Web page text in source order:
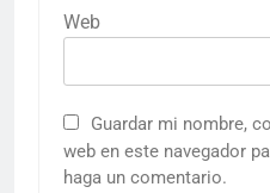
Web
Guardar mi nombre,
web en este navegador
haga un comentario.